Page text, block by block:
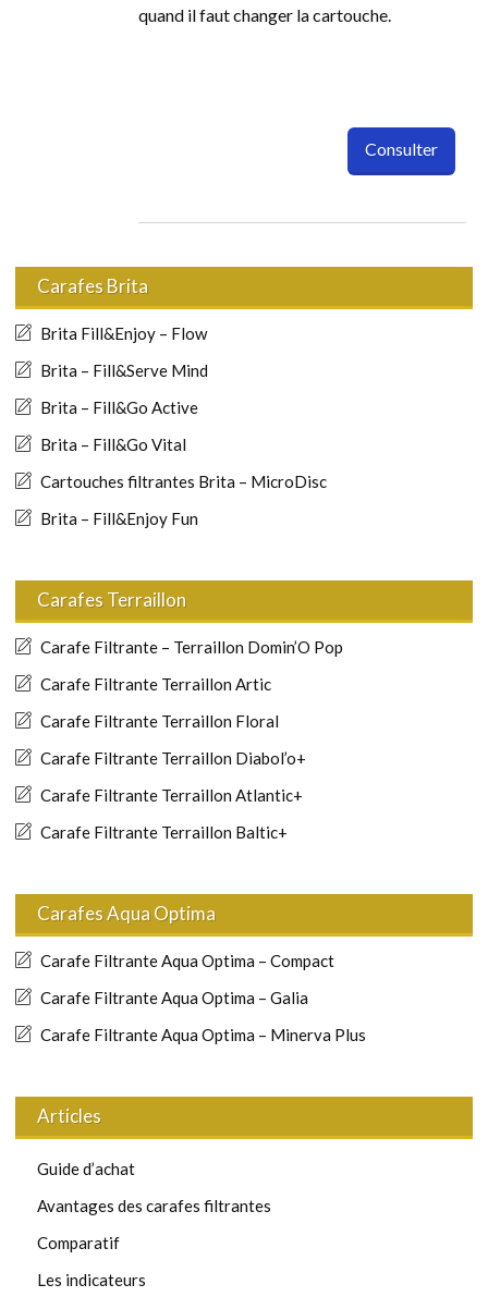
quand il faut changer la cartouche.
Consulter
Carafes Brita
Brita Fill&Enjoy – Flow
Brita – Fill&Serve Mind
Brita – Fill&Go Active
Brita – Fill&Go Vital
Cartouches filtrantes Brita – MicroDisc
Brita – Fill&Enjoy Fun
Carafes Terraillon
Carafe Filtrante – Terraillon Domin’O Pop
Carafe Filtrante Terraillon Artic
Carafe Filtrante Terraillon Floral
Carafe Filtrante Terraillon Diabol’o+
Carafe Filtrante Terraillon Atlantic+
Carafe Filtrante Terraillon Baltic+
Carafes Aqua Optima
Carafe Filtrante Aqua Optima – Compact
Carafe Filtrante Aqua Optima – Galia
Carafe Filtrante Aqua Optima – Minerva Plus
Articles
Guide d’achat
Avantages des carafes filtrantes
Comparatif
Les indicateurs